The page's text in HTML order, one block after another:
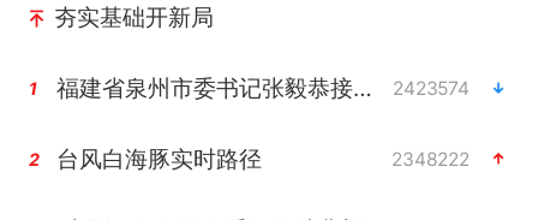
夯实基础开新局
1 福建省泉州市委书记张毅恭接受纪律审查和监察调查 2423574
2 台风白海豚实时路径 2348222